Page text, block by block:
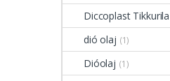
Diccoplast Tikkurila
dió olaj (1)
Dióolaj (1)